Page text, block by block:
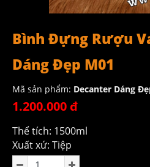
Bình Đựng Rượu
Dáng Đẹp M01
Mã sản phẩm: Decanter Dáng
1.200.000 đ
Thể tích: 1500ml
Xuất xứ: Tiệp